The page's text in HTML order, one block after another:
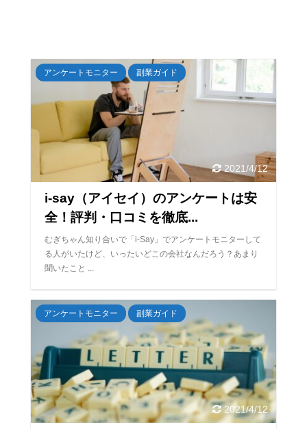
2021/4/12
アンケートモニター 副業ガイド
i-say（アイセイ）のアンケートは安
全！評判・口コミを徹底...
むぎちゃん知り合いで「i-Say」でアンケートモニターして
る人がいたけど、いったいどこの会社なんだろう？あまり
聞いたこと ...
2021/4/12
アンケートモニター 副業ガイド